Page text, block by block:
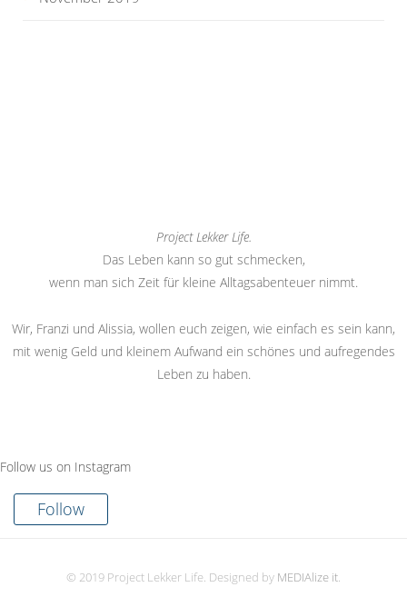
Project Lekker Life.
Das Leben kann so gut schmecken,
wenn man sich Zeit für kleine Alltagsabenteuer nimmt.
Wir, Franzi und Alissia, wollen euch zeigen, wie einfach es sein kann,
mit wenig Geld und kleinem Aufwand ein schönes und aufregendes
Leben zu haben.
Follow us on Instagram
Follow
© 2019 Project Lekker Life. Designed by MEDIAlize it.